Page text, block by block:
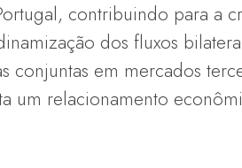
contribuindo para a
dos fluxos
conjuntas em mercados
um relacionamento